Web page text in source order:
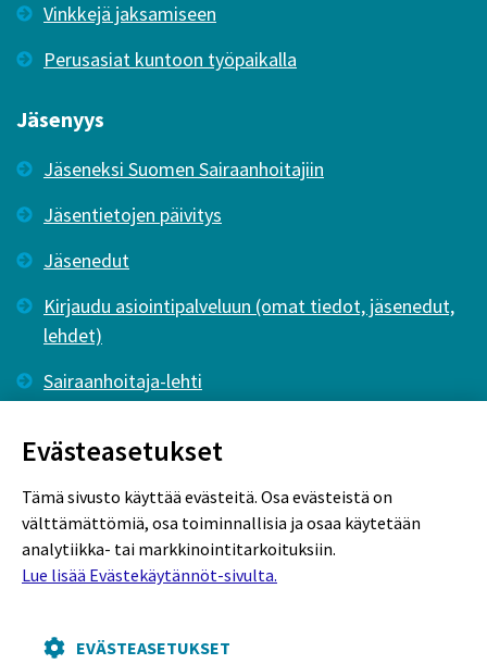
Vinkkejä jaksamiseen
Perusasiat kuntoon työpaikalla
Jäsenyys
Jäseneksi Suomen Sairaanhoitajiin
Jäsentietojen päivitys
Jäsenedut
Kirjaudu asiointipalveluun (omat tiedot, jäsenedut,
lehdet)
Sairaanhoitaja-lehti
Evästekäytännöt
Evästeasetukset
Tämä sivusto käyttää evästeitä. Osa evästeistä on
välttämättömiä, osa toiminnallisia ja osaa käytetään
analytiikka- tai markkinointitarkoituksiin.
Lue lisää Evästekäytännöt-sivulta.
EVÄSTEASETUKSET